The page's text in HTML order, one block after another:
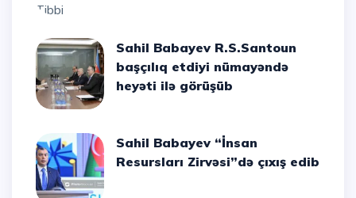
Sahil Babayev R.S.Santoun
başçılıq etdiyi nümayəndə
heyəti ilə görüşüb
Sahil Babayev “İnsan
Resursları Zirvəsi”də çıxış edib